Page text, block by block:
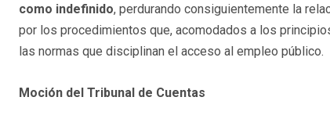
como indefinido, perdurando consiguientemente la
por los procedimientos que, acomodados a los
las normas que disciplinan el acceso al empleo público.
Moción del Tribunal de Cuentas